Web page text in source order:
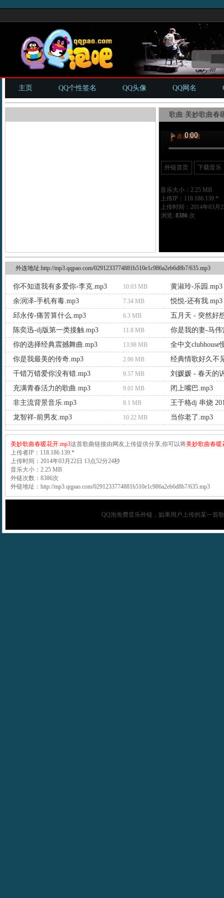
主页 QQ个性签名 QQ头像 QQ网名
歌曲:美妙歌曲春
外链首页 下载音乐
音乐大小：2.25 MB
上传IP：118.186.139.*
上传时间：2014年03月
浏览: 8386次
外连地址:http://mp3.qqpao.com/0291233774881b510e1c986a2eb6d8b7/635.mp3
你不知道我有多爱你-李克.mp3 10.03 MB
黄淑玲-乐园.mp3
余润泽-手机有毒.mp3
7.34 MB
悦悦-还有我.mp3
邱永传-痛苦算什么.mp3
6.3 MB
五月天 - 突然好
陈奕迅-dj版第一类接触.mp3
11.8 MB
你是我的妻-马伟
你的选择经典震撼舞曲.mp3
13.98 MB
全中文clubhouse
你是我最美的传奇.mp3
2.06 MB
经典情歌好久不
千错万错爱你没有错.mp3
9.57 MB
刘媛媛 - 春天的
充满青春活力的歌曲.mp3
9.01 MB
闭上嘴巴.mp3
非主流背景音乐.mp3
8.1 MB
龙智祥-前男友.mp3 10.22 MB 当你老了.mp3
美妙歌曲春暖花开.mp3这首歌曲链接由网友上传提供分享,你可以将美妙歌曲春暖
上传者IP：118.186.139.*
上传时间：2014年03月22日 13点52分24秒
音乐大小：2.25 MB
外链次数：8386次
外链地址：http://mp3.qqpao.com/0291233774881b510e1c986a2eb6d8b7/635.mp3
QQ泡免费音乐外链，如果用户上传的某一首